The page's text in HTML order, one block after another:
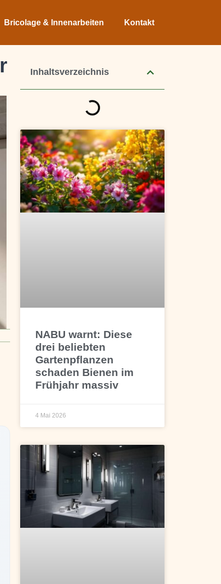
Bricolage & Innenarbeiten Kontakt
Inhaltsverzeichnis
NABU warnt: Diese
drei beliebten
Gartenpflanzen
schaden Bienen im
Frühjahr massiv
4 Mai 2026